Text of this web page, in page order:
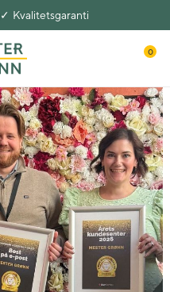
Kvalitetsgaranti
0